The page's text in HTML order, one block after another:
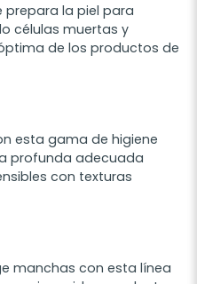
prepara la piel para
células muertas y
de los productos de
esta gama de higiene
profunda adecuada
con texturas
manchas con esta línea